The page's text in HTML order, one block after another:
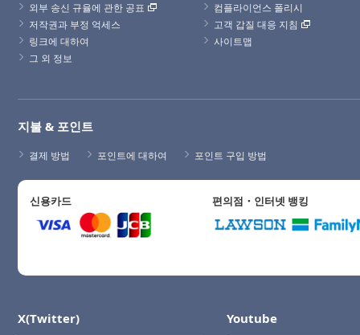
외부 송신 규율에 관한 공표
컴플라이언스 폴리시
저작권과 부정 억세스
고객 갑질 대응 지침
링크에 대하여
사이트맵
그 외 정보
지불 & 포인트
결제 방법 포인트에 대하여 포인트 구입 방법
신용카드 편의점・인터넷 뱅킹
X(Twitter) Youtube